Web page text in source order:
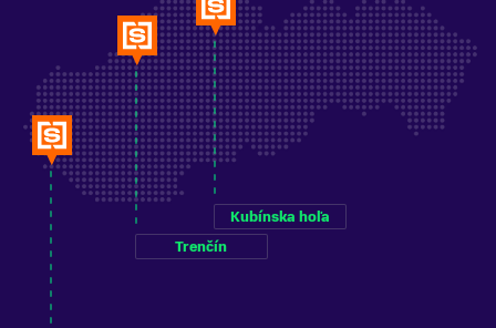
Trenčín
Kubínska hoľa